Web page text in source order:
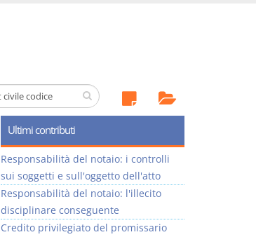
Ultimi contributi
Responsabilità del notaio: i controlli
sui soggetti e sull'oggetto dell'atto
Responsabilità del notaio: l'illecito
disciplinare conseguente
Credito privilegiato del promissario